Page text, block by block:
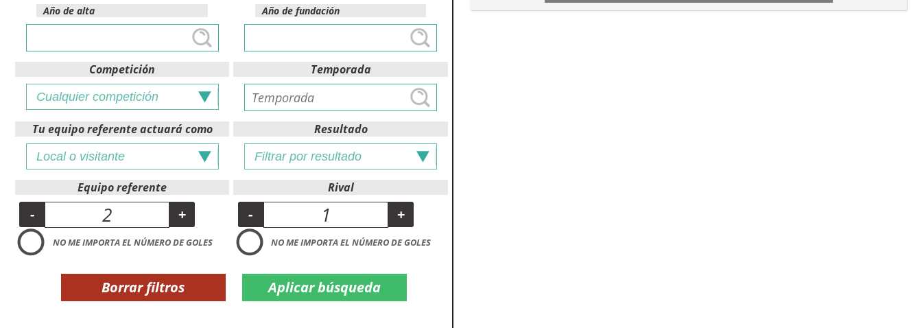
Año de alta Año de fundación
Competición Temporada
Tu equipo referente actuará como Resultado
Equipo referente
- +
NO ME IMPORTA EL NÚMERO DE GOLES
Rival
- +
NO ME IMPORTA EL NÚMERO DE GOLES
Borrar filtros